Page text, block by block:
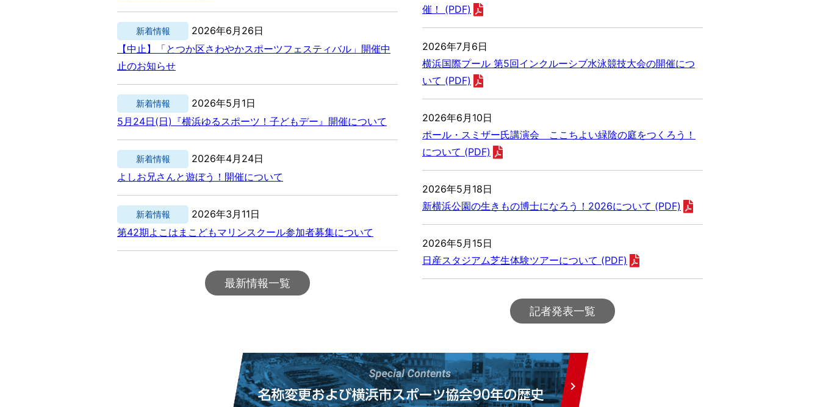
新着情報
2026年6月26日
【中止】「とつか区さわやかスポーツフェスティバル」開催中
止のお知らせ
新着情報
2026年5月1日
5月24日(日)『横浜ゆるスポーツ！子どもデー』開催について
新着情報
2026年4月24日
よしお兄さんと遊ぼう！開催について
新着情報
2026年3月11日
第42期よこはまこどもマリンスクール参加者募集について
最新情報一覧
催！ (PDF)
2026年7月6日
横浜国際プール 第5回インクルーシブ水泳競技大会の開催につ
いて (PDF)
2026年6月10日
ポール・スミザー氏講演会 ここちよい緑陰の庭をつくろう！
について (PDF)
2026年5月18日
新横浜公園の生きもの博士になろう！2026について (PDF)
2026年5月15日
日産スタジアム芝生体験ツアーについて (PDF)
記者発表一覧